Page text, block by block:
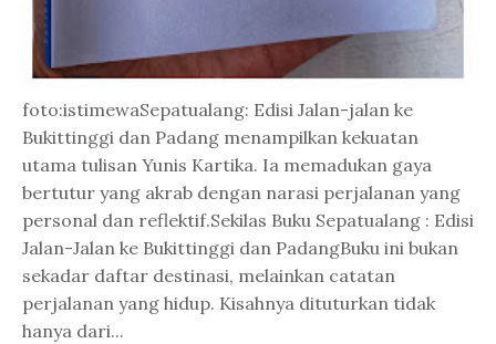
foto:istimewaSepatualang: Edisi Jalan-jalan ke
Bukittinggi dan Padang menampilkan kekuatan
utama tulisan Yunis Kartika. Ia memadukan gaya
bertutur yang akrab dengan narasi perjalanan yang
personal dan reflektif.Sekilas Buku Sepatualang : Edisi
Jalan-Jalan ke Bukittinggi dan PadangBuku ini bukan
sekadar daftar destinasi, melainkan catatan
perjalanan yang hidup. Kisahnya dituturkan tidak
hanya dari...